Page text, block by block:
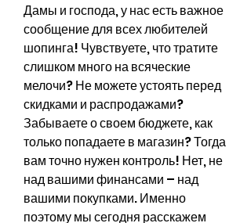
Дамы и господа, у нас есть важное
сообщение для всех любителей
шопинга! Чувствуете, что тратите
слишком много на всяческие
мелочи? Не можете устоять перед
скидками и распродажами?
Забываете о своем бюджете, как
только попадаете в магазин? Тогда
вам точно нужен контроль! Нет, не
над вашими финансами – над
вашими покупками. Именно
поэтому мы сегодня расскажем